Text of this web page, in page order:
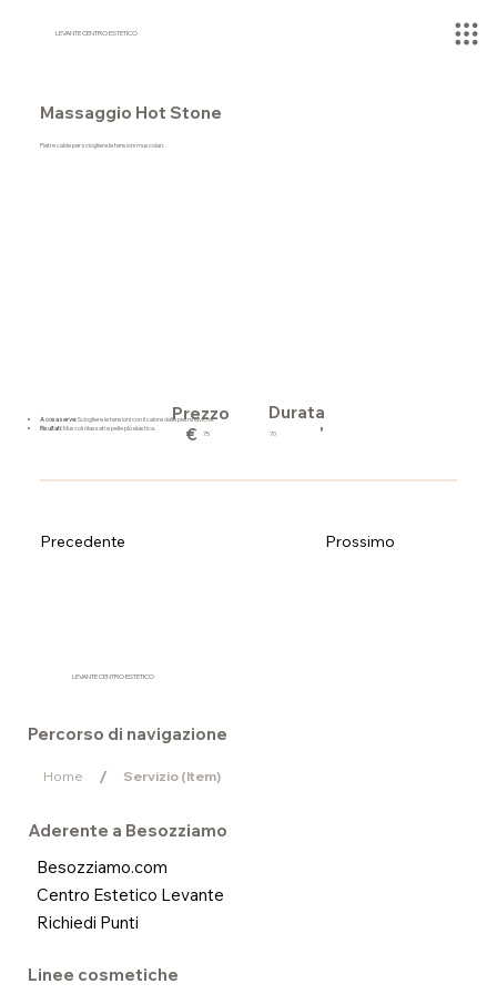
LEVANTE CENTRO ESTETICO
Massaggio Hot Stone
Pietre calde per sciogliere le tensioni muscolari.
A cosa serve:Sciogliere le tensioni con il calore delle pietre laviche.
Risultati:Muscoli rilassati e pelle più elastica.
Prossimo
Precedente
Prezzo
€
75
Durata
70 '
LEVANTE CENTRO ESTETICO
Percorso di navigazione
Home / Servizio (Item)
Aderente a Besozziamo
Besozziamo.com
Centro Estetico Levante
Richiedi Punti
Linee cosmetiche